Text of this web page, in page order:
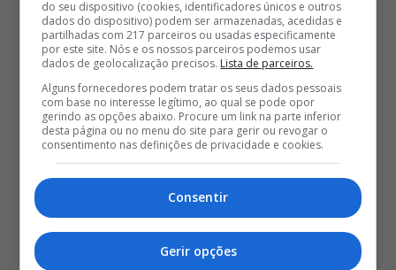
A. Fortes: "Quero conquistar
aquilo que o Benfica quer, que
do seu dispositivo (cookies, identificadores únicos e outros
dados do dispositivo) podem ser armazenadas, acedidas e
partilhadas com 217 parceiros ou usadas especificamente
por este site. Nós e os nossos parceiros podemos usar
dados de geolocalização precisos. Lista de parceiros.
Alguns fornecedores podem tratar os seus dados pessoais
com base no interesse legítimo, ao qual se pode opor
gerindo as opções abaixo. Procure um link na parte inferior
desta página ou no menu do site para gerir ou revogar o
consentimento nas definições de privacidade e cookies.
Consentir
Gerir opções